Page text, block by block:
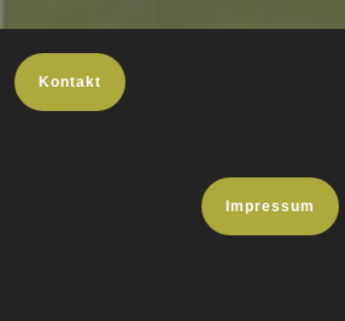
Kontakt
Impressum